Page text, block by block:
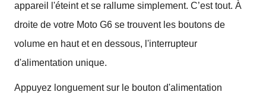
appareil l'éteint et se rallume simplement. C’est tout. À
droite de votre Moto G6 se trouvent les boutons de
volume en haut et en dessous, l'interrupteur
d'alimentation unique.
Appuyez longuement sur le bouton d'alimentation